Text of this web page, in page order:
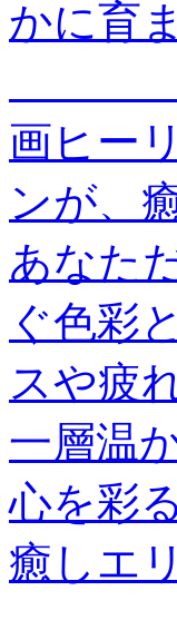
かに育
＿＿＿
画ヒー
ンが、
あなた
ぐ色彩
スや疲
一層温
心を彩
癒しエ